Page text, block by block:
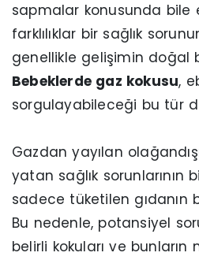
sapmalar konusunda bile
farklılıklar bir sağlık
genellikle gelişimin doğal
Bebeklerde gaz kokusu,
sorgulayabileceği bu tür
Gazdan yayılan
yatan sağlık sorunlarının
sadece tüketilen gıdanın
Bu nedenle, potansiyel
belirli kokuları ve